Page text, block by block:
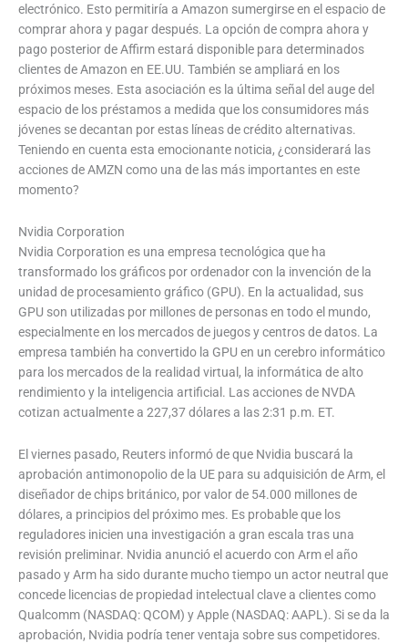
electrónico. Esto permitiría a Amazon sumergirse en el espacio de
comprar ahora y pagar después. La opción de compra ahora y
pago posterior de Affirm estará disponible para determinados
clientes de Amazon en EE.UU. También se ampliará en los
próximos meses. Esta asociación es la última señal del auge del
espacio de los préstamos a medida que los consumidores más
jóvenes se decantan por estas líneas de crédito alternativas.
Teniendo en cuenta esta emocionante noticia, ¿considerará las
acciones de AMZN como una de las más importantes en este
momento?
Nvidia Corporation
Nvidia Corporation es una empresa tecnológica que ha
transformado los gráficos por ordenador con la invención de la
unidad de procesamiento gráfico (GPU). En la actualidad, sus
GPU son utilizadas por millones de personas en todo el mundo,
especialmente en los mercados de juegos y centros de datos. La
empresa también ha convertido la GPU en un cerebro informático
para los mercados de la realidad virtual, la informática de alto
rendimiento y la inteligencia artificial. Las acciones de NVDA
cotizan actualmente a 227,37 dólares a las 2:31 p.m. ET.
El viernes pasado, Reuters informó de que Nvidia buscará la
aprobación antimonopolio de la UE para su adquisición de Arm, el
diseñador de chips británico, por valor de 54.000 millones de
dólares, a principios del próximo mes. Es probable que los
reguladores inicien una investigación a gran escala tras una
revisión preliminar. Nvidia anunció el acuerdo con Arm el año
pasado y Arm ha sido durante mucho tiempo un actor neutral que
concede licencias de propiedad intelectual clave a clientes como
Qualcomm (NASDAQ: QCOM) y Apple (NASDAQ: AAPL). Si se da la
aprobación, Nvidia podría tener ventaja sobre sus competidores.